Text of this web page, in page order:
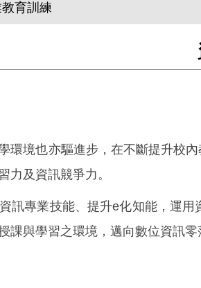
育訓練
環境也亦驅進步，在不斷提升校
力及資訊競爭力。
訊專業技能、提升e化知能，運
課與學習之環境，邁向數位資訊零